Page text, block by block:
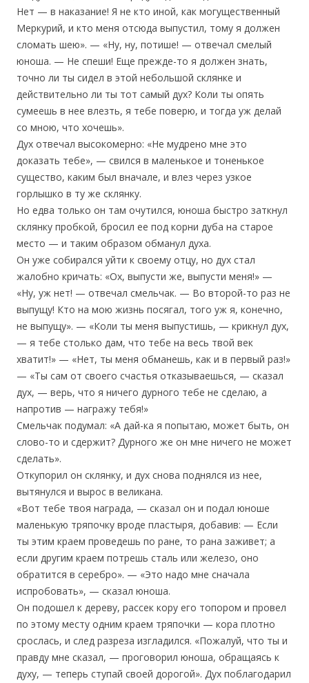
Нет — в наказание! Я не кто иной, как могущественный
Меркурий, и кто меня отсюда выпустил, тому я должен
сломать шею». — «Ну, ну, потише! — отвечал смелый
юноша. — Не спеши! Еще прежде-то я должен знать,
точно ли ты сидел в этой небольшой склянке и
действительно ли ты тот самый дух? Коли ты опять
сумеешь в нее влезть, я тебе поверю, и тогда уж делай
со мною, что хочешь».
Дух отвечал высокомерно: «Не мудрено мне это
доказать тебе», — свился в маленькое и тоненькое
существо, каким был вначале, и влез через узкое
горлышко в ту же склянку.
Но едва только он там очутился, юноша быстро заткнул
склянку пробкой, бросил ее под корни дуба на старое
место — и таким образом обманул духа.
Он уже собирался уйти к своему отцу, но дух стал
жалобно кричать: «Ох, выпусти же, выпусти меня!» —
«Ну, уж нет! — отвечал смельчак. — Во второй-то раз не
выпущу! Кто на мою жизнь посягал, того уж я, конечно,
не выпущу». — «Коли ты меня выпустишь, — крикнул дух,
— я тебе столько дам, что тебе на весь твой век
хватит!» — «Нет, ты меня обманешь, как и в первый раз!»
— «Ты сам от своего счастья отказываешься, — сказал
дух, — верь, что я ничего дурного тебе не сделаю, а
напротив — награжу тебя!»
Смельчак подумал: «А дай-ка я попытаю, может быть, он
слово-то и сдержит? Дурного же он мне ничего не может
сделать».
Откупорил он склянку, и дух снова поднялся из нее,
вытянулся и вырос в великана.
«Вот тебе твоя награда, — сказал он и подал юноше
маленькую тряпочку вроде пластыря, добавив: — Если
ты этим краем проведешь по ране, то рана заживет; а
если другим краем потрешь сталь или железо, оно
обратится в серебро». — «Это надо мне сначала
испробовать», — сказал юноша.
Он подошел к дереву, рассек кору его топором и провел
по этому месту одним краем тряпочки — кора плотно
срослась, и след разреза изгладился. «Пожалуй, что ты и
правду мне сказал, — проговорил юноша, обращаясь к
духу, — теперь ступай своей дорогой». Дух поблагодарил